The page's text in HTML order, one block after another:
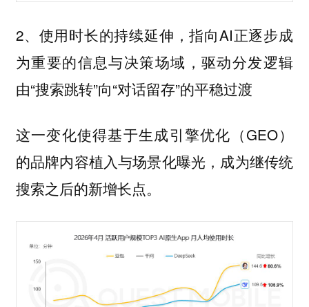
2、使用时长的持续延伸，指向AI正逐步成
为重要的信息与决策场域，驱动分发逻辑
由“搜索跳转”向“对话留存”的平稳过渡
这一变化使得基于生成引擎优化（GEO）
的品牌内容植入与场景化曝光，成为继传统
搜索之后的新增长点。